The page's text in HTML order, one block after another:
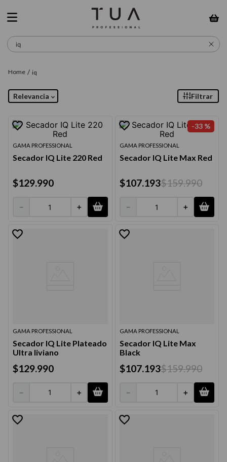
¿Qué estás buscando?
iq
Relevancia Filtrar
GAMA PROFESSIONAL
Secador IQ Lite 220 Red
$129.990
＋
－
-33 %
GAMA PROFESSIONAL
Secador IQ Lite Max Red
$107.193$159.990
＋
－
GAMA PROFESSIONAL
Secador IQ Lite Plateado
Ultra liviano
$129.990
＋
－
GAMA PROFESSIONAL
Secador IQ Lite Max
Black
$107.193$159.990
＋
－